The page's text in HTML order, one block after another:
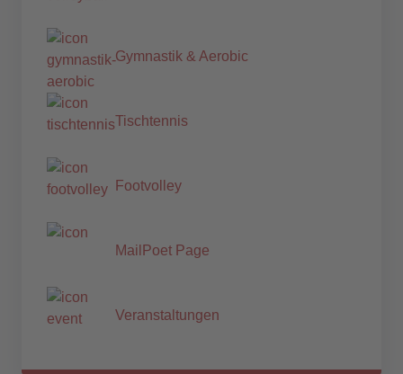
Gymnastik & Aerobic
Tischtennis
Footvolley
MailPoet Page
Veranstaltungen